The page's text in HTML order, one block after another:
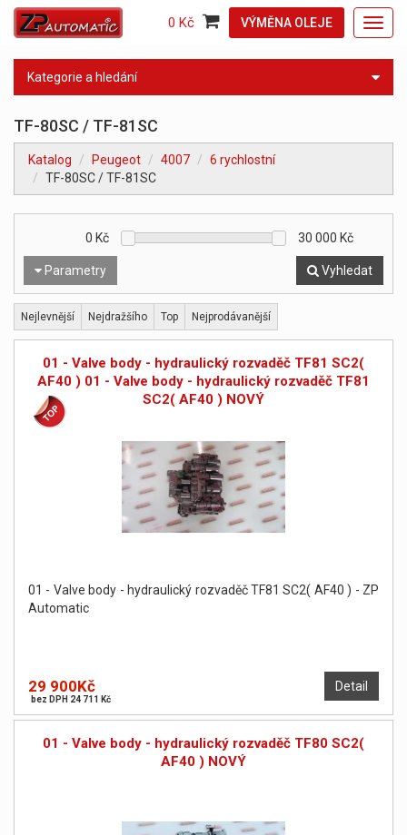
VÝMĚNA OLEJE
0 Kč
Kategorie a hledání
TF-80SC / TF-81SC
Katalog Peugeot 4007
6 rychlostní
TF-80SC / TF-81SC
Parametry
0 Kč 30 000 Kč
Vyhledat
Nejlevnější Nejdražšího Top Nejprodávanější
01 - Valve body - hydraulický rozvaděč TF81 SC2(
AF40 ) 01 - Valve body - hydraulický rozvaděč TF81
SC2( AF40 ) NOVÝ
01 - Valve body - hydraulický rozvaděč TF81 SC2( AF40 ) - ZP
Automatic
Detail
29 900Kč
bez DPH 24 711 Kč
01 - Valve body - hydraulický rozvaděč TF80 SC2(
AF40 ) NOVÝ